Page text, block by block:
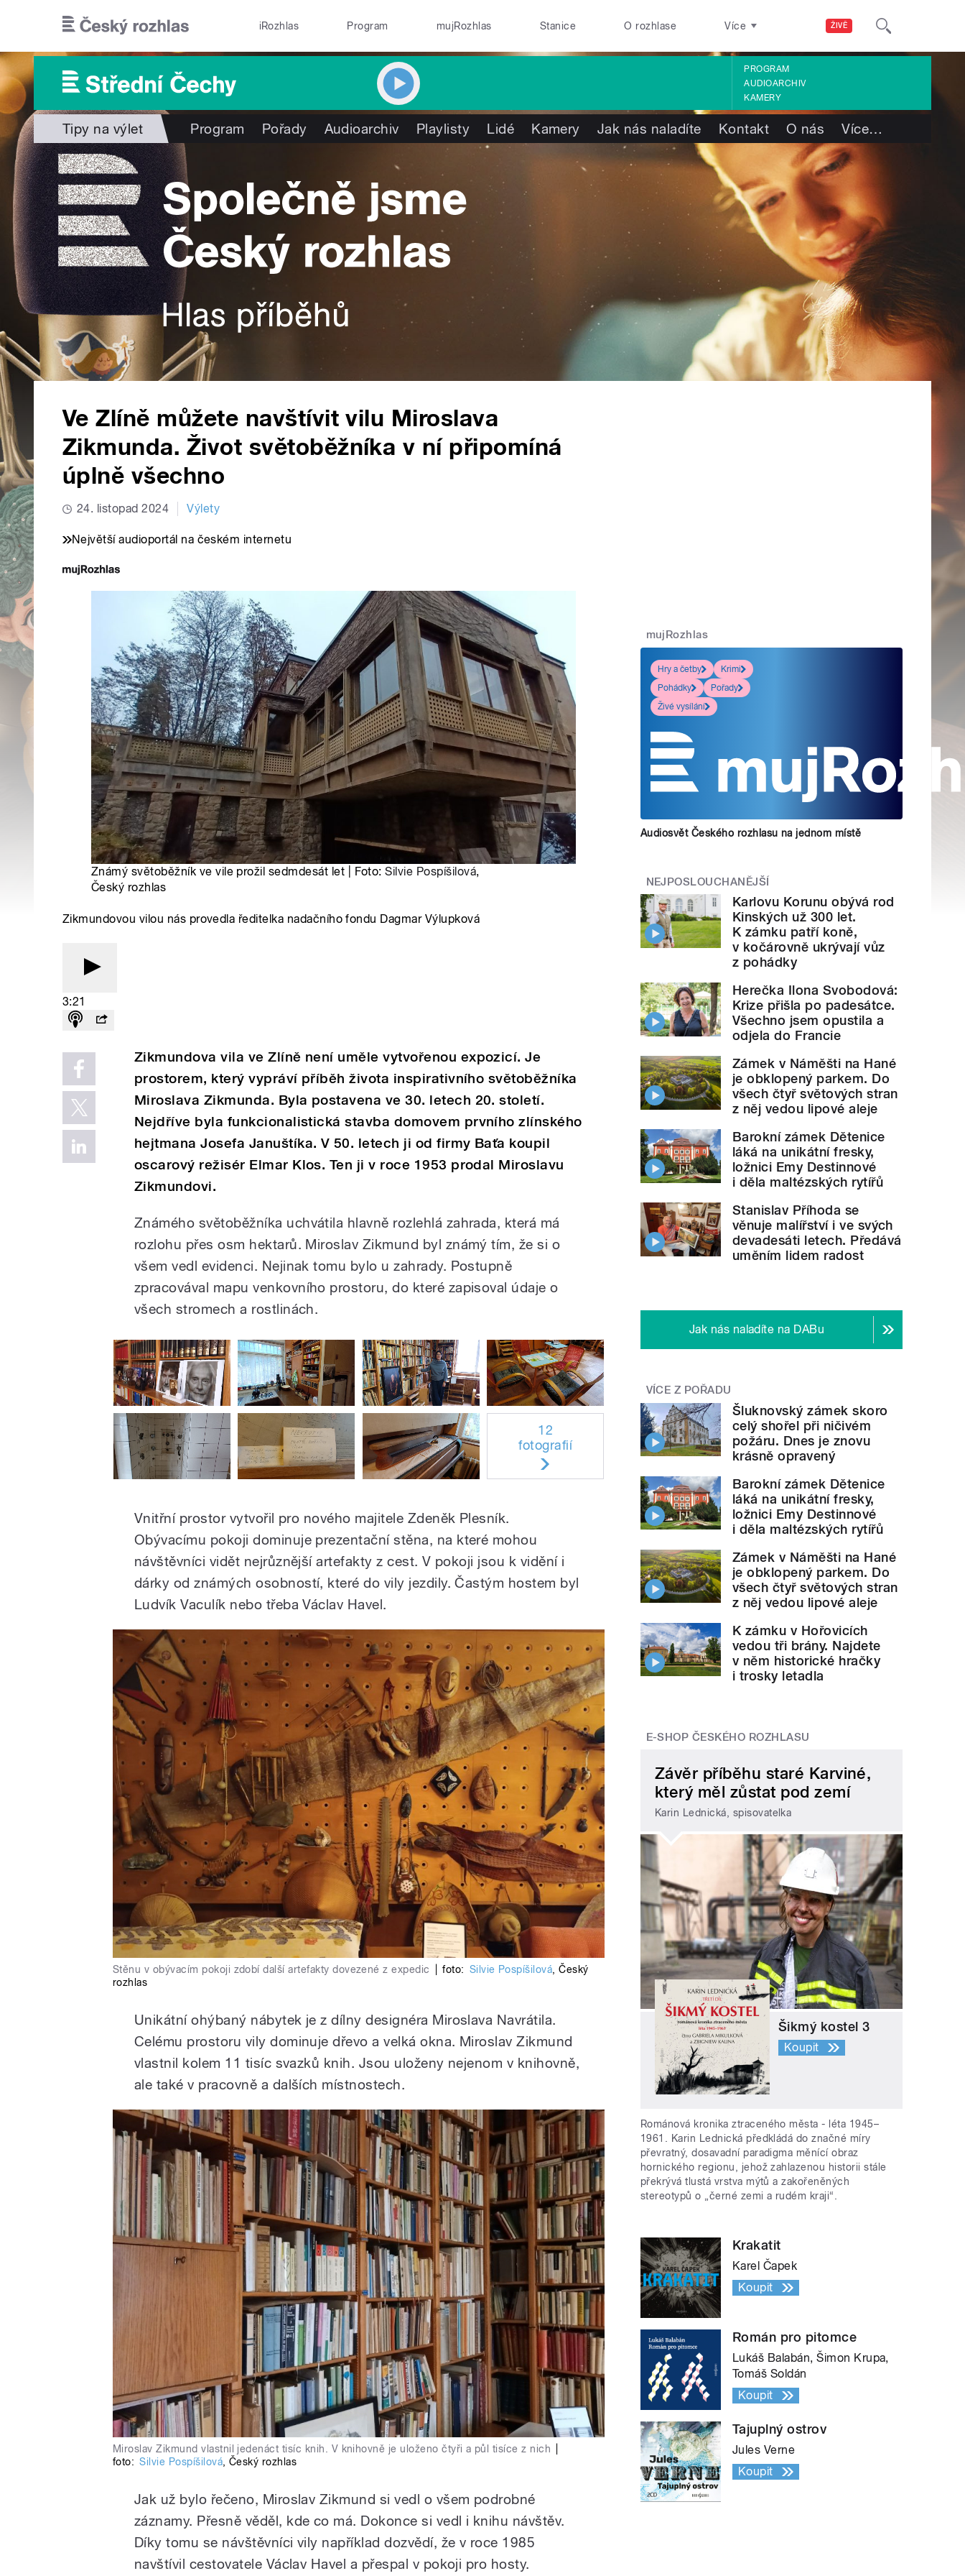
ŽIVĚ
iRozhlas Program mujRozhlas Stanice O rozhlase Více
PROGRAM
AUDIOARCHIV
KAMERY
Tipy na výlet Program Pořady Audioarchiv Playlisty Lidé Kamery Jak nás naladíte Kontakt O nás Více…
Ve Zlíně můžete navštívit vilu Miroslava
Zikmunda. Život světoběžníka v ní připomíná
úplně všechno
24. listopad 2024 Výlety
Největší audioportál na českém internetu
Známý světoběžník ve vile prožil sedmdesát let | Foto:Silvie Pospíšilová,
Český rozhlas
Zikmundovou vilou nás provedla ředitelka nadačního fondu Dagmar Výlupková
3:21
Zikmundova vila ve Zlíně není uměle vytvořenou expozicí. Je
prostorem, který vypráví příběh života inspirativního světoběžníka
Miroslava Zikmunda. Byla postavena ve 30. letech 20. století.
Nejdříve byla funkcionalistická stavba domovem prvního zlínského
hejtmana Josefa Januštíka. V 50. letech ji od firmy Baťa koupil
oscarový režisér Elmar Klos. Ten ji v roce 1953 prodal Miroslavu
Zikmundovi.
Známého světoběžníka uchvátila hlavně rozlehlá zahrada, která má
rozlohu přes osm hektarů. Miroslav Zikmund byl známý tím, že si o
všem vedl evidenci. Nejinak tomu bylo u zahrady. Postupně
zpracovával mapu venkovního prostoru, do které zapisoval údaje o
všech stromech a rostlinách.
12
fotografií
Vnitřní prostor vytvořil pro nového majitele Zdeněk Plesník.
Obývacímu pokoji dominuje prezentační stěna, na které mohou
návštěvníci vidět nejrůznější artefakty z cest. V pokoji jsou k vidění i
dárky od známých osobností, které do vily jezdily. Častým hostem byl
Ludvík Vaculík nebo třeba Václav Havel.
Stěnu v obývacím pokoji zdobí další artefakty dovezené z expedic foto: Silvie Pospíšilová,Český
rozhlas
Unikátní ohýbaný nábytek je z dílny designéra Miroslava Navrátila.
Celému prostoru vily dominuje dřevo a velká okna. Miroslav Zikmund
vlastnil kolem 11 tisíc svazků knih. Jsou uloženy nejenom v knihovně,
ale také v pracovně a dalších místnostech.
Miroslav Zikmund vlastnil jedenáct tisíc knih. V knihovně je uloženo čtyři a půl tisíce z nich
foto: Silvie Pospíšilová,Český rozhlas
Jak už bylo řečeno, Miroslav Zikmund si vedl o všem podrobné
záznamy. Přesně věděl, kde co má. Dokonce si vedl i knihu návštěv.
Díky tomu se návštěvníci vily například dozvědí, že v roce 1985
navštívil cestovatele Václav Havel a přespal v pokoji pro hosty.
mujRozhlas
Hry a četby
Krimi
Pohádky
Pořady
Živé vysílání
Audiosvět Českého rozhlasu na jednom místě
NEJPOSLOUCHANĚJŠÍ
Karlovu Korunu obývá rod
Kinských už 300 let.
K zámku patří koně,
v kočárovně ukrývají vůz
z pohádky
Herečka Ilona Svobodová:
Krize přišla po padesátce.
Všechno jsem opustila a
odjela do Francie
Zámek v Náměšti na Hané
je obklopený parkem. Do
všech čtyř světových stran
z něj vedou lipové aleje
Barokní zámek Dětenice
láká na unikátní fresky,
ložnici Emy Destinnové
i děla maltézských rytířů
Stanislav Příhoda se
věnuje malířství i ve svých
devadesáti letech. Předává
uměním lidem radost
Jak nás naladíte na DABu
VÍCE Z POŘADU
Šluknovský zámek skoro
celý shořel při ničivém
požáru. Dnes je znovu
krásně opravený
Barokní zámek Dětenice
láká na unikátní fresky,
ložnici Emy Destinnové
i děla maltézských rytířů
Zámek v Náměšti na Hané
je obklopený parkem. Do
všech čtyř světových stran
z něj vedou lipové aleje
K zámku v Hořovicích
vedou tři brány. Najdete
v něm historické hračky
i trosky letadla
E-SHOP ČESKÉHO ROZHLASU
Závěr příběhu staré Karviné,
který měl zůstat pod zemí
Karin Lednická, spisovatelka
Šikmý kostel 3
Koupit
Románová kronika ztraceného města - léta 1945–
1961. Karin Lednická předkládá do značné míry
převratný, dosavadní paradigma měnící obraz
hornického regionu, jehož zahlazenou historii stále
překrývá tlustá vrstva mýtů a zakořeněných
stereotypů o „černé zemi a rudém kraji“.
Krakatit
Karel Čapek
Koupit
Román pro pitomce
Lukáš Balabán, Šimon Krupa,
Tomáš Soldán
Koupit
Tajuplný ostrov
Jules Verne
Koupit